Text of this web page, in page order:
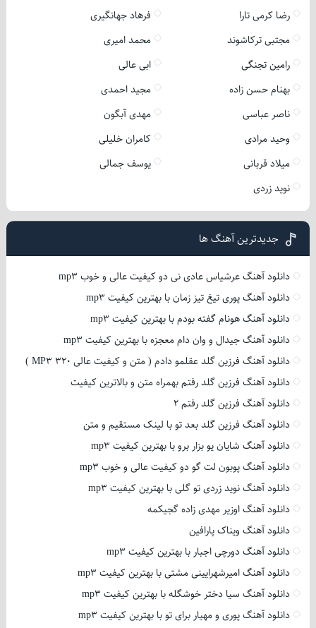
رضا کرمی تارا
فرهاد جهانگیری
مجتبی ترکاشوند
محمد امیری
رامین تجنگی
ابی عالی
بهنام حسن زاده
مجید احمدی
ناصر عباسی
مهدی آبگون
وحید مرادی
کامران خلیلی
میلاد قربانی
یوسف جمالی
نوید زردی
جدیدترین آهنگ ها
دانلود آهنگ عرشیاس عادی نی دو کیفیت عالی و خوب mp3
دانلود آهنگ پوری تیغ تیز زمان با بهترین کیفیت mp3
دانلود آهنگ هونام گفته بودم با بهترین کیفیت mp3
دانلود آهنگ جیدال و وان دام معجزه با بهترین کیفیت mp3
دانلود آهنگ فرزین گلد عقلمو دادم ( متن و کیفیت عالی 320 MP3 )
دانلود آهنگ فرزین گلد رفتم بهمراه متن و بالاترین کیفیت
دانلود آهنگ فرزین گلد رفتم 2
دانلود آهنگ فرزین گلد بعد تو با لینک مستقیم و متن
دانلود آهنگ شایان یو بزار برو با بهترین کیفیت mp3
دانلود آهنگ پوبون لت گو دو کیفیت عالی و خوب mp3
دانلود آهنگ نوید زردی تو گلی با بهترین کیفیت mp3
دانلود آهنگ اوزیر مهدی زاده گجیکمه
دانلود آهنگ ویناک پارافین
دانلود آهنگ دورچی اجبار با بهترین کیفیت mp3
دانلود آهنگ امیرشهرایینی مشتی با بهترین کیفیت mp3
دانلود آهنگ سیا دختر خوشگله با بهترین کیفیت mp3
دانلود آهنگ پوری و مهیار برای تو با بهترین کیفیت mp3